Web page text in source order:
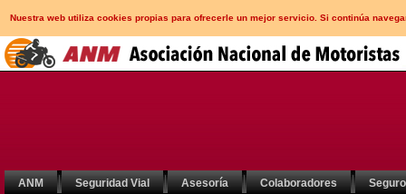
Nuestra web utiliza cookies propias para ofrecerle un mejor servicio. Si continúa
ANM Seguridad Vial Asesoría Colaboradores